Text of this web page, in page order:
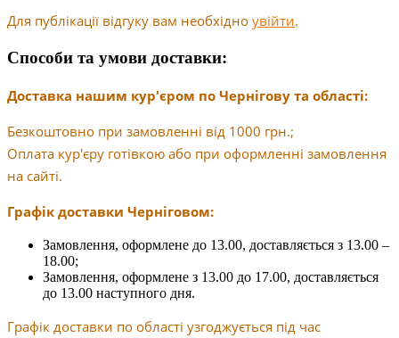
Для публікації відгуку вам необхідно увійти.
Способи та умови доставки:
Доставка нашим кур'єром по Чернігову та області:
Безкоштовно при замовленні від 1000 грн.;
Оплата кур'єру готівкою або при оформленні замовлення
на сайті.
Графік доставки Черніговом:
Замовлення, оформлене до 13.00, доставляється з 13.00 –
18.00;
Замовлення, оформлене з 13.00 до 17.00, доставляється
до 13.00 наступного дня.
Графік доставки по області узгоджується під час